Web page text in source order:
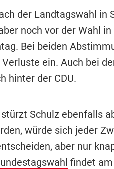
der Landtagswahl in
noch vor der Wahl
Bei beiden
ein. Auch bei
hinter der CDU.
Schulz ebenfalls
würde sich jeder
aber nur
findet